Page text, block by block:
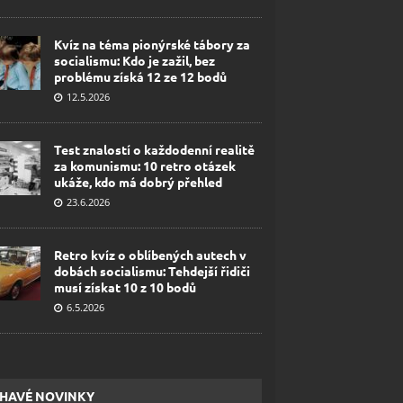
Kvíz na téma pionýrské tábory za
socialismu: Kdo je zažil, bez
problému získá 12 ze 12 bodů
12.5.2026
Test znalostí o každodenní realitě
za komunismu: 10 retro otázek
ukáže, kdo má dobrý přehled
23.6.2026
Retro kvíz o oblíbených autech v
dobách socialismu: Tehdejší řidiči
musí získat 10 z 10 bodů
6.5.2026
NOVINKY